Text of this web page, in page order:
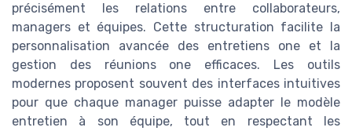
précisément les relations entre collaborateurs,
managers et équipes. Cette structuration facilite la
personnalisation avancée des entretiens one et la
gestion des réunions one efficaces. Les outils
modernes proposent souvent des interfaces intuitives
pour que chaque manager puisse adapter le modèle
entretien à son équipe, tout en respectant les